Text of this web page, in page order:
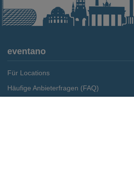
eventano
Für Locations
Häufige Anbieterfragen (FAQ)